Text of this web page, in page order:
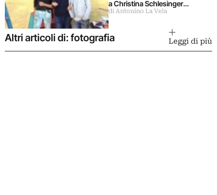
a Christina Schlesinger
delle Guerrilla Girls
di Antonino La Vela
Altri articoli di: fotografia Leggi di più